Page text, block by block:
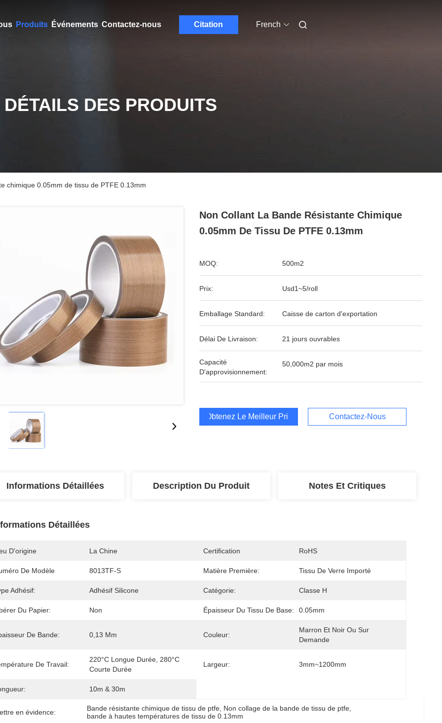
Produits Événements Contactez-nous Citation French
DÉTAILS DES PRODUITS
chimique 0.05mm de tissu de PTFE 0.13mm
Non Collant La Bande Résistante Chimique
0.05mm De Tissu De PTFE 0.13mm
MOQ: 500m2
Prix: Usd1~5/roll
Emballage Standard: Caisse de carton d'exportation
Délai De Livraison: 21 jours ouvrables
Capacité
D'approvisionnement:
50,000m2 par mois
Obtenez Le Meilleur Prix Contactez-Nous
Informations Détaillées Description Du Produit Notes Et Critiques
Détaillées
D'origine La Chine Certification RoHS
De Modèle 8013TF-S Matière Première: Tissu De Verre Importé
Adhésif: Adhésif Silicone Catégorie: Classe H
Du Papier: Non Épaisseur Du Tissu De Base: 0.05mm
De Bande: 0,13 Mm Couleur:
Marron Et Noir Ou Sur
Demande
De Travail:
220°C Longue Durée, 280°C
Courte Durée
Largeur: 3mm~1200mm
10m & 30m
en évidence: Bande résistante chimique de tissu de ptfe Non collage de la bande de tissu de ptfe
bande à hautes températures de tissu de 0.13mm